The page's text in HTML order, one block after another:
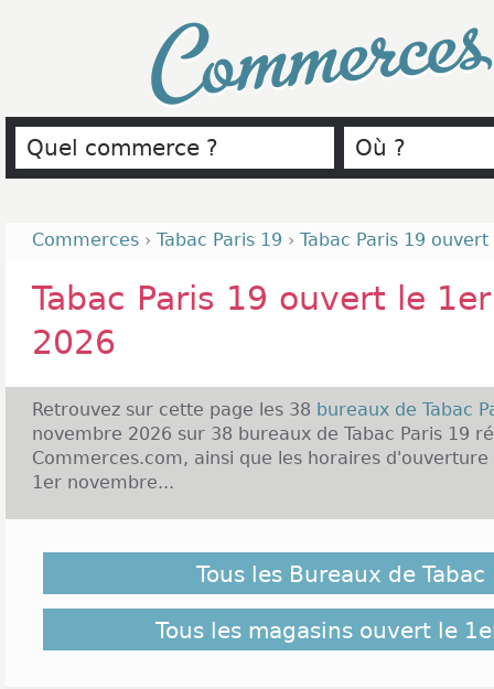
Commerces › Tabac Paris 19 › Tabac Paris 19
Tabac Paris 19 ouvert le
2026
Retrouvez sur cette page les 38 bureaux de Tabac
novembre 2026 sur 38 bureaux de Tabac Paris 19
Commerces.com, ainsi que les horaires d'ouverture
1er novembre...
le 1er novembre 2026 ne soient pas répertoriés ici,
pour retrouver l'ensemble des Tabac Paris 19
38 bureaux de Tabac Paris 19
Tous les Bureaux de Tabac
Tous les magasins ouvert le